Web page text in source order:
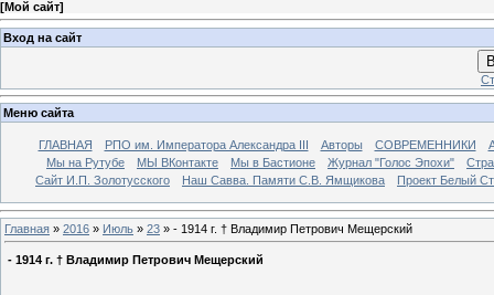
[Мой сайт]
Вход на сайт
Меню сайта
ГЛАВНАЯ РПО им. Императора Александра III Авторы СОВРЕМЕННИКИ
Мы на Рутубе
МЫ ВКонтакте Мы в Бастионе Журнал "Голос Эпохи"
Сайт И.П. Золотусского
Наш Савва. Памяти С.В. Ямщикова Проект Белый
Главная » 2016 » Июль » 23 » - 1914 г. † Владимир Петрович Мещерский
- 1914 г. † Владимир Петрович Мещерский